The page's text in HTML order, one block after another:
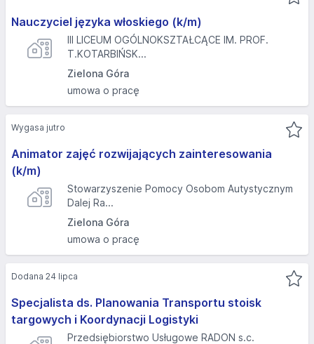
Nauczyciel języka włoskiego (k/m)
III LICEUM OGÓLNOKSZTAŁCĄCE IM. PROF.
T.KOTARBIŃSK...
Zielona Góra
umowa o pracę
Animator zajęć rozwijających zainteresowania
(k/m)
Stowarzyszenie Pomocy Osobom Autystycznym
Dalej Ra...
Zielona Góra
umowa o pracę
Wygasa jutro
Specjalista ds. Planowania Transportu stoisk
targowych i Koordynacji Logistyki
Przedsiębiorstwo Usługowe RADON s.c.
Dodana 24 lipca